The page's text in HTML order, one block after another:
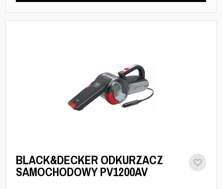
BLACK&DECKER ODKURZACZ
SAMOCHODOWY PV1200AV